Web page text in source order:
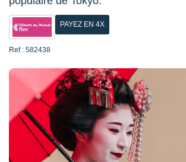
PAYEZ EN 4X
Ref : 582438